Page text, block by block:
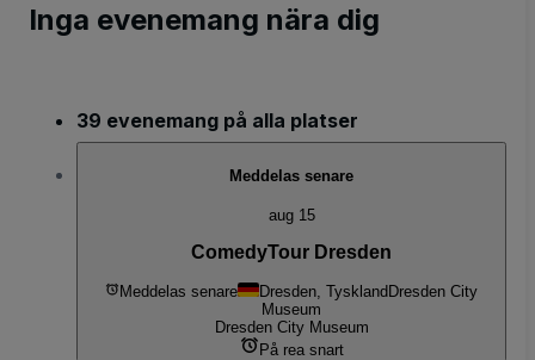
Inga evenemang nära dig
39 evenemang på alla platser
Meddelas senare
aug 15
ComedyTour Dresden
Meddelas senare Dresden, Tyskland Dresden City
Museum
Dresden City Museum
På rea snart